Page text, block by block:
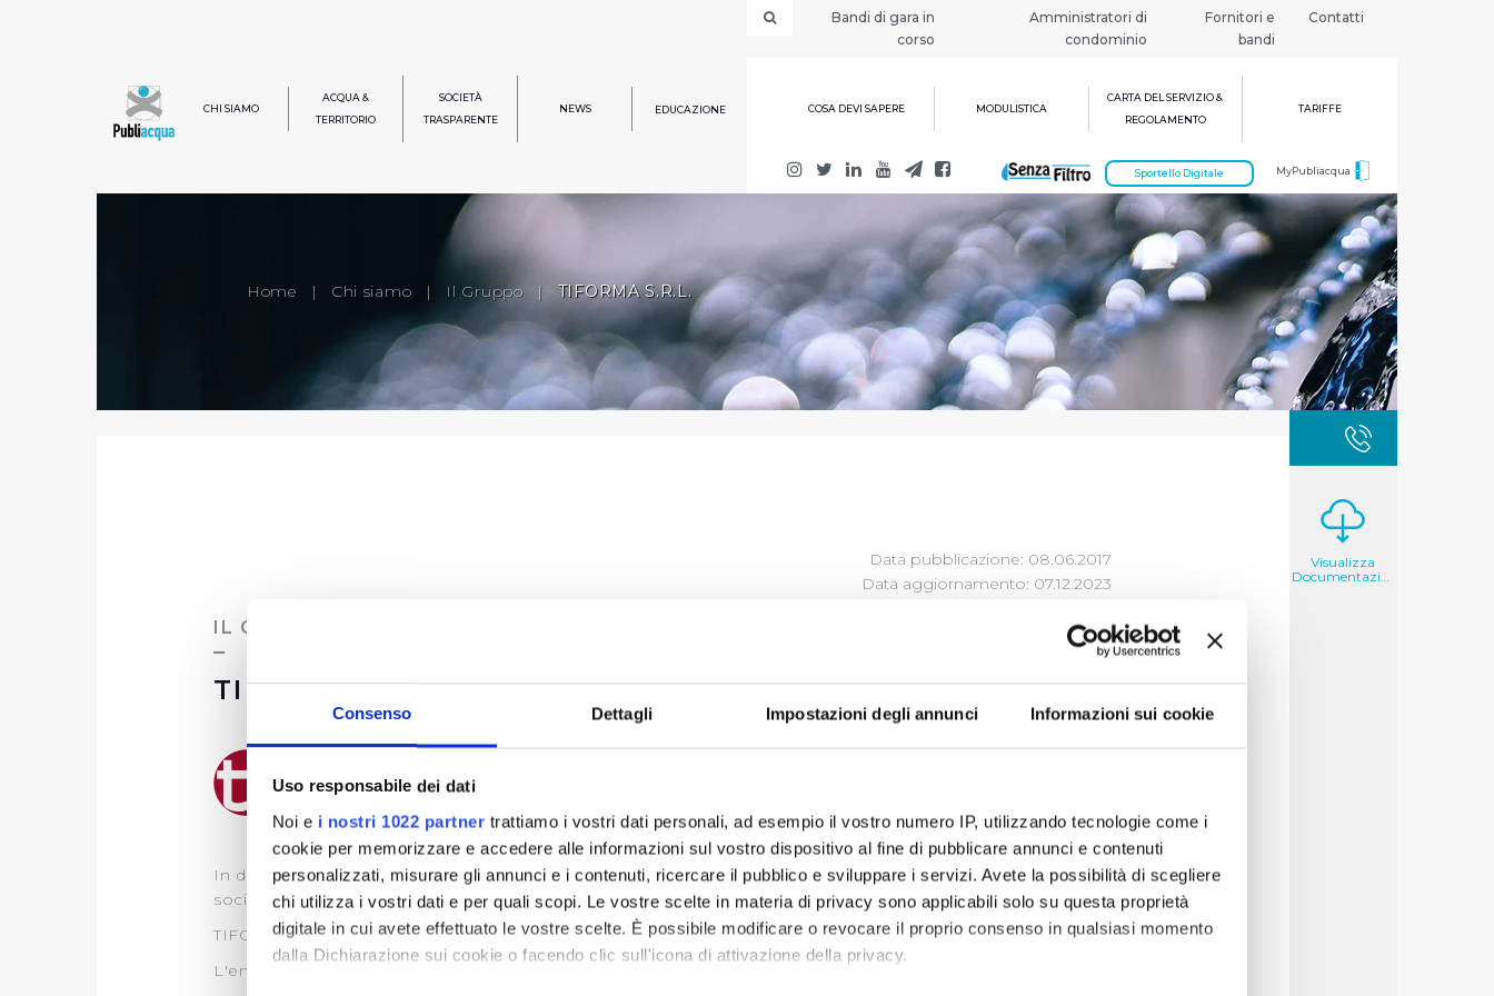
Consenso Dettagli Impostazioni degli annunci Informazioni sui cookie
Uso responsabile dei dati
Noi e i nostri 1022 partner trattiamo i vostri dati personali, ad esempio il vostro numero IP, utilizzando tecnologie come i
cookie per memorizzare e accedere alle informazioni sul vostro dispositivo al fine di pubblicare annunci e contenuti
personalizzati, misurare gli annunci e i contenuti, ricercare il pubblico e sviluppare i servizi. Avete la possibilità di scegliere
chi utilizza i vostri dati e per quali scopi. Le vostre scelte in materia di privacy sono applicabili solo su questa proprietà
digitale in cui avete effettuato le vostre scelte. È possibile modificare o revocare il proprio consenso in qualsiasi momento
dalla Dichiarazione sui cookie o facendo clic sull'icona di attivazione della privacy.
Bandi di gara in
corso
Amministratori di
condominio
Fornitori e
bandi
Contatti
CHI SIAMO
ACQUA &
TERRITORIO
SOCIETÀ
TRASPARENTE
NEWS EDUCAZIONE COSA DEVI SAPERE MODULISTICA
CARTA DEL SERVIZIO &
REGOLAMENTO
TARIFFE
MyPubliacqua
Sportello Digitale
Home | Chi siamo | Il Gruppo | TIFORMA S.R.L.
Data pubblicazione: 08.06.2017
Data aggiornamento: 07.12.2023
IL GRUPPO
TIFORMA S.R.L.
In data 24 gennaio 2013 Publiacqua ha acquisito la partecipazione di quote nella società TIFORMA SCRL. La
società, costituita nel febbraio 1995, svolge attività di aggiornamento e formazione del personale.
TIFORMA ha un Capitale sociale 172.884,50
L'entità della partecipazione Publiacqua è pari a euro 39.330 (22,75%)
Visualizza
Documentazione